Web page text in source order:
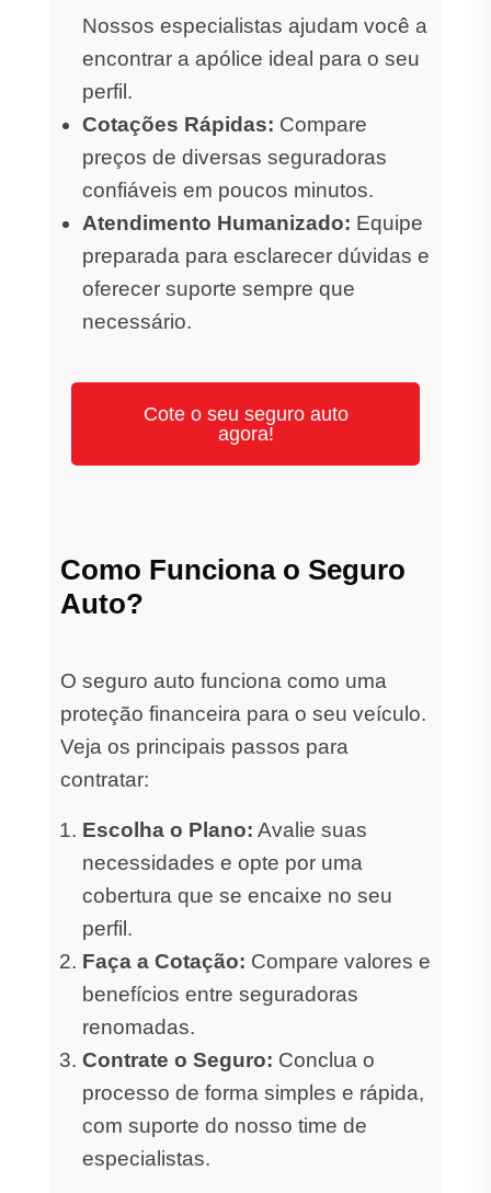
Nossos especialistas ajudam você a
encontrar a apólice ideal para o seu
perfil.
Cotações Rápidas: Compare
preços de diversas seguradoras
confiáveis em poucos minutos.
Atendimento Humanizado: Equipe
preparada para esclarecer dúvidas e
oferecer suporte sempre que
necessário.
Cote o seu seguro auto
agora!
Como Funciona o Seguro
Auto?
O seguro auto funciona como uma
proteção financeira para o seu veículo.
Veja os principais passos para
contratar:
Escolha o Plano: Avalie suas
necessidades e opte por uma
cobertura que se encaixe no seu
perfil.
Faça a Cotação: Compare valores e
benefícios entre seguradoras
renomadas.
Contrate o Seguro: Conclua o
processo de forma simples e rápida,
com suporte do nosso time de
especialistas.